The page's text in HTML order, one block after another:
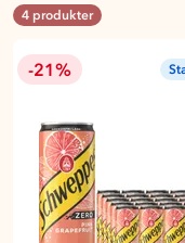
4 produkter
-21%